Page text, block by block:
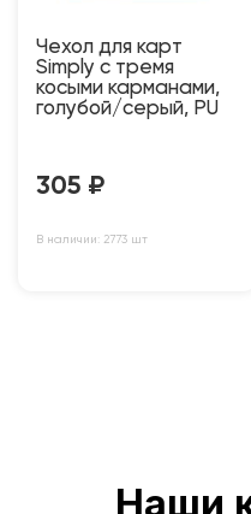
Чехол для карт
Simply с тремя
косыми карманами,
голубой/серый, PU
305 ₽
В наличии: 2773 шт
Наши